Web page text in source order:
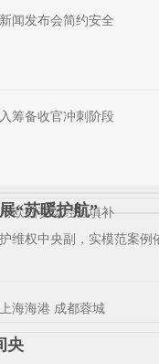
新闻发布会简约安全
入筹备收官冲刺阶段
用欧洲赛场经验填补
上海海港 成都蓉城
“苏暖护航”
维权中央副，实模范案
央